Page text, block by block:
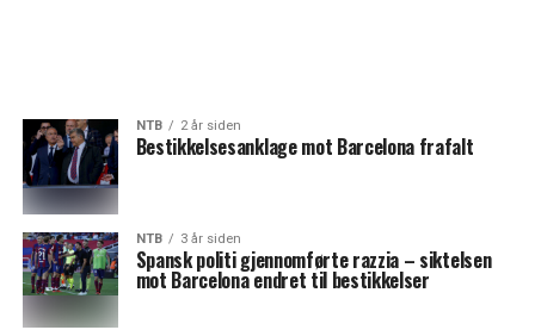
NTB 2 år siden
Bestikkelsesanklage mot Barcelona frafalt
NTB 3 år siden
Spansk politi gjennomførte razzia – siktelsen
mot Barcelona endret til bestikkelser